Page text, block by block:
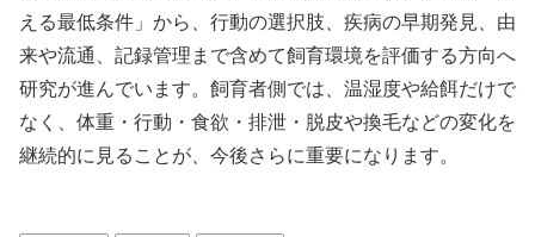
える最低条件」から、行動の選択肢、疾病の早期発見、由
来や流通、記録管理まで含めて飼育環境を評価する方向へ
研究が進んでいます。飼育者側では、温湿度や給餌だけで
なく、体重・行動・食欲・排泄・脱皮や換毛などの変化を
継続的に見ることが、今後さらに重要になります。